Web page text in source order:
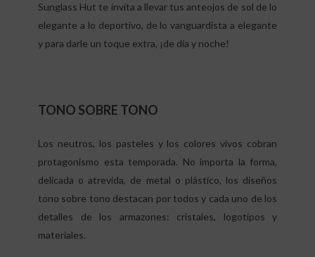
Sunglass Hut te invita a llevar tus anteojos de sol de lo
elegante a lo deportivo, de lo vanguardista a elegante
y para darle un toque extra, ¡de día y noche!
TONO SOBRE TONO
Los neutros, los pasteles y los colores vivos cobran
protagonismo esta temporada. No importa la forma,
delicada o atrevida, de metal o plástico, los diseños
tono sobre tono destacan por todos y cada uno de los
detalles de los armazones: cristales, logotipos y
materiales.